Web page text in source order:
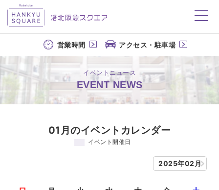
洛北阪急スクエア
営業時間 アクセス・駐車場
イベントニュース
EVENT NEWS
01月のイベントカレンダー
イベント開催日
2025年02月